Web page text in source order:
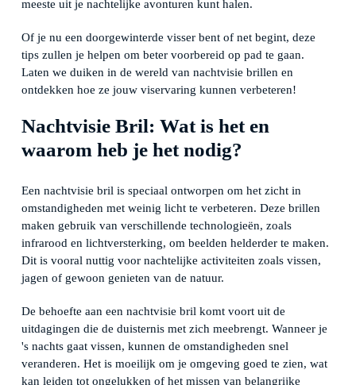
meeste uit je nachtelijke avonturen kunt halen.
Of je nu een doorgewinterde visser bent of net begint, deze
tips zullen je helpen om beter voorbereid op pad te gaan.
Laten we duiken in de wereld van nachtvisie brillen en
ontdekken hoe ze jouw viservaring kunnen verbeteren!
Nachtvisie Bril: Wat is het en
waarom heb je het nodig?
Een nachtvisie bril is speciaal ontworpen om het zicht in
omstandigheden met weinig licht te verbeteren. Deze brillen
maken gebruik van verschillende technologieën, zoals
infrarood en lichtversterking, om beelden helderder te maken.
Dit is vooral nuttig voor nachtelijke activiteiten zoals vissen,
jagen of gewoon genieten van de natuur.
De behoefte aan een nachtvisie bril komt voort uit de
uitdagingen die de duisternis met zich meebrengt. Wanneer je
's nachts gaat vissen, kunnen de omstandigheden snel
veranderen. Het is moeilijk om je omgeving goed te zien, wat
kan leiden tot ongelukken of het missen van belangrijke